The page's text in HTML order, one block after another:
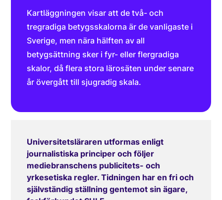
Kartläggningen visar att de två- och
tregradiga betygsskalorna är de vanligaste i
Sverige, men nära hälften av all
betygsättning sker i fyr- eller flergradiga
skalor, då flera stora lärosäten under senare
år övergått till sjugradig skala.
Universitetsläraren utformas enligt
journalistiska principer och följer
mediebranschens publicitets- och
yrkesetiska regler. Tidningen har en fri och
självständig ställning gentemot sin ägare,